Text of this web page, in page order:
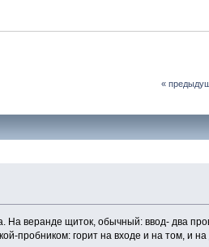
«
На веранде щиток, обычный: ввод- два
пробником: горит на входе и на том, и